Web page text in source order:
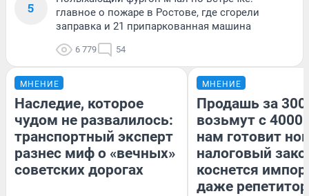
5
главное о пожаре в Ростове, где сгорели
заправка и 21 припаркованная машина
6 779 54
МНЕНИЕ
Наследие, которое
чудом не развалилось:
транспортный эксперт
разнес миф о «вечных»
советских дорогах
МНЕНИЕ
Продашь за
возьмут с
нам готовит
налоговый
коснется
даже